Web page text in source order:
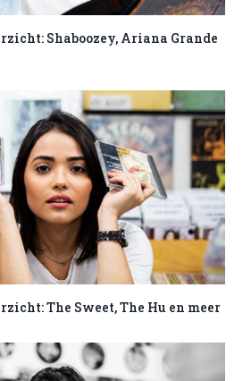
Shaboozey, Ariana Grande
The Sweet, The Hu en meer